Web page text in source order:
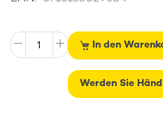
In den
Werden Sie